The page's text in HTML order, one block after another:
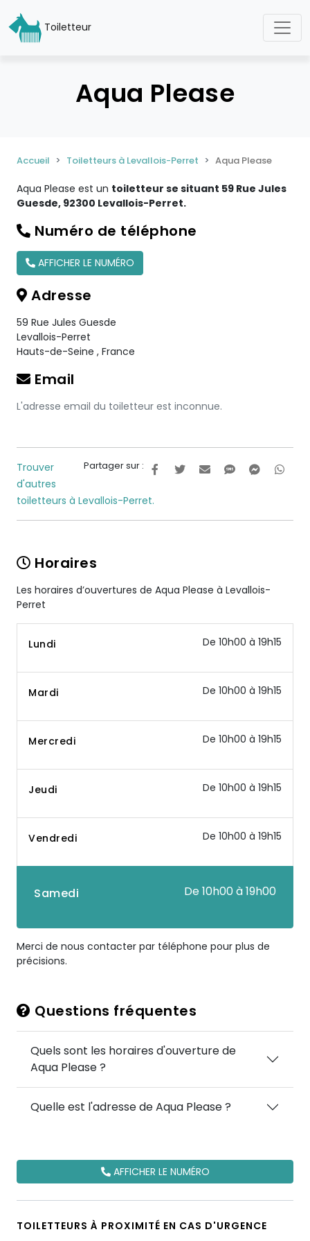
Toiletteur
Aqua Please
Accueil Toiletteurs à Levallois-Perret Aqua Please
Aqua Please est un toiletteur se situant 59 Rue Jules
Guesde, 92300 Levallois-Perret.
Numéro de téléphone
AFFICHER LE NUMÉRO
Adresse
59 Rue Jules Guesde
Levallois-Perret
Hauts-de-Seine , France
Email
L'adresse email du toiletteur est inconnue.
Partager sur :
Trouver
d'autres
toiletteurs à Levallois-Perret.
Horaires
Les horaires d’ouvertures de Aqua Please à Levallois-
Perret
Lundi De 10h00 à 19h15
Mardi De 10h00 à 19h15
Mercredi De 10h00 à 19h15
Jeudi De 10h00 à 19h15
Vendredi De 10h00 à 19h15
Samedi De 10h00 à 19h00
Merci de nous contacter par téléphone pour plus de
précisions.
Questions fréquentes
Quels sont les horaires d'ouverture de
Aqua Please ?
Quelle est l'adresse de Aqua Please ?
AFFICHER LE NUMÉRO
TOILETTEURS À PROXIMITÉ EN CAS D'URGENCE